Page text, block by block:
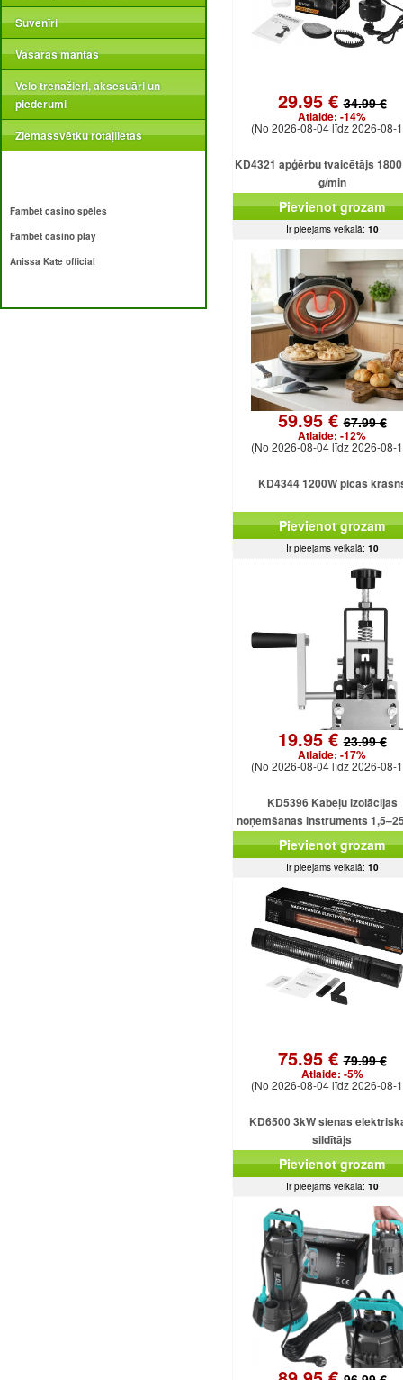
Suvenīri
Vasaras mantas
Velo trenažieri, aksesuāri un
piederumi
Ziemassvētku rotaļlietas
Fambet casino spēles
Fambet casino play
Anissa Kate official
29.95 €34.99 €
Atlaide: -14%
(No 2026-08-04 līdz 2026-08-
KD4321 apģērbu tvaicētājs
g/min
Pievienot grozam
Ir pieejams veikalā: 10
59.95 €67.99 €
Atlaide: -12%
(No 2026-08-04 līdz 2026-08-
KD4344 1200W picas
Pievienot grozam
Ir pieejams veikalā: 10
19.95 €23.99 €
Atlaide: -17%
(No 2026-08-04 līdz 2026-08-
KD5396 Kabeļu izolācijas
noņemšanas instruments
kabeļiem
Pievienot grozam
Ir pieejams veikalā: 10
75.95 €79.99 €
Atlaide: -5%
(No 2026-08-04 līdz 2026-08-
KD6500 3kW sienas
sildītājs
Pievienot grozam
Ir pieejams veikalā: 10